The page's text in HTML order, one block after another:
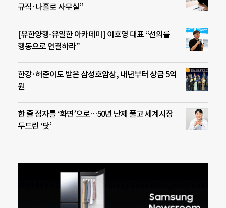
규직·나홀로 사무실”
[유한양행-유일한 아카데미] 이호영 대표 “선의를
행동으로 연결하라”
한강·허준이도 받은 삼성호암상, 내년부터 상금 5억
원
한 줄 점자를 ‘화면’으로…50년 난제 풀고 세계시장
두드린 ‘닷’